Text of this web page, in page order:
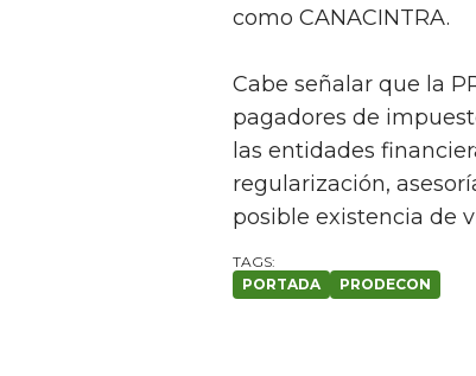
como CANACINTRA.
Cabe señalar que la
pagadores de
las entidades
regularización,
posible existencia de
PORTADA PRODECON